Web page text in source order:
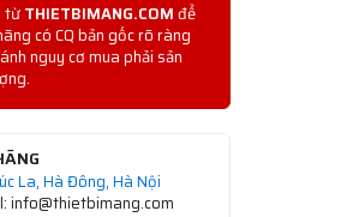
từTHIETBIMANG.COMđể
có CQ bản gốc rõ ràng
nguy cơ mua phải sản
La, Hà Đông, Hà Nội
info@thietbimang.com